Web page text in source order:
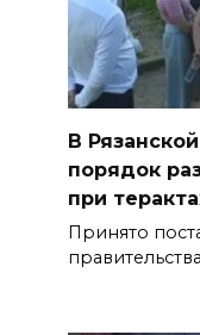
В
порядок
при
Принято